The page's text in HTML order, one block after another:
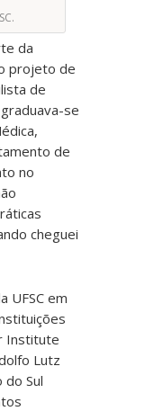
da
projeto de
de
se
de
no
cheguei
UFSC em
Institute
Lutz
do Sul